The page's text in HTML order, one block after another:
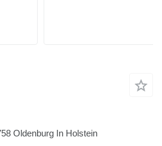
Oldenburg In Holstein